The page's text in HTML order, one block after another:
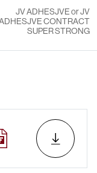
JV ADHESJVE or JV
CONTRACT
SUPER STRONG